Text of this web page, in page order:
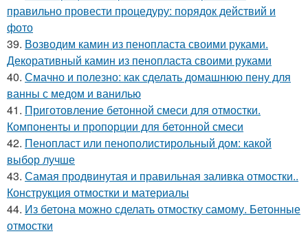
правильно провести процедуру: порядок действий и
фото
39. Возводим камин из пенопласта своими руками.
Декоративный камин из пенопласта своими руками
40. Смачно и полезно: как сделать домашнюю пену для
ванны с медом и ванилью
41. Приготовление бетонной смеси для отмостки.
Компоненты и пропорции для бетонной смеси
42. Пенопласт или пенополистирольный дом: какой
выбор лучше
43. Самая продвинутая и правильная заливка отмостки..
Конструкция отмостки и материалы
44. Из бетона можно сделать отмостку самому. Бетонные
отмостки